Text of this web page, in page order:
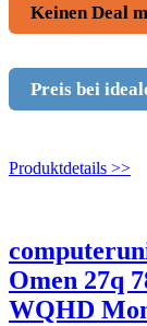
Keinen Deal
Preis bei
Produktdetails >>
Omen 27q
WQHD